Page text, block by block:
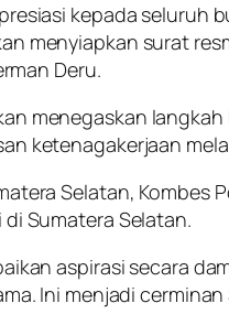
kepada
menyiapkan surat
Deru.
menegaskan
ketenagakerjaan
Selatan,
Sumatera Selatan.
aspirasi secara
Ini menjadi